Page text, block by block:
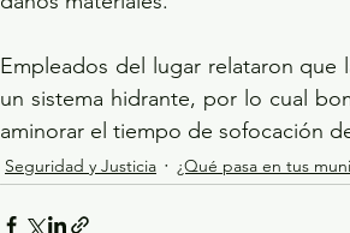
Empleados del lugar relataron que
un sistema hidrante, por lo cual
aminorar el tiempo de sofocación
Seguridad y Justicia ¿Qué pasa en tus